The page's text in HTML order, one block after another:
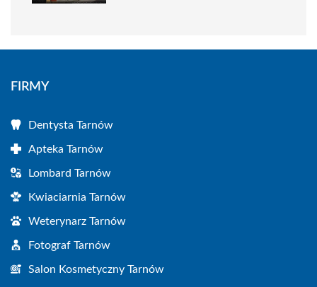
FIRMY
Dentysta Tarnów
Apteka Tarnów
Lombard Tarnów
Kwiaciarnia Tarnów
Weterynarz Tarnów
Fotograf Tarnów
Salon Kosmetyczny Tarnów